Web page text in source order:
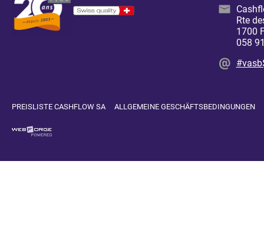
Rte
1700
058
PREISLISTE CASHFLOW SA ALLGEMEINE GESCHÄFTSBEDINGUNGEN